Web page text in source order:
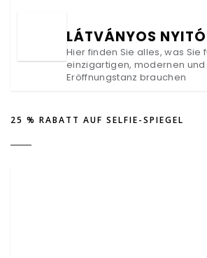
LÁTVÁNYOS
Hier finden Sie alles, was Sie
einzigartigen, modernen
Eröffnungstanz brauchen
25 % RABATT AUF SELFIE-SPIEGEL